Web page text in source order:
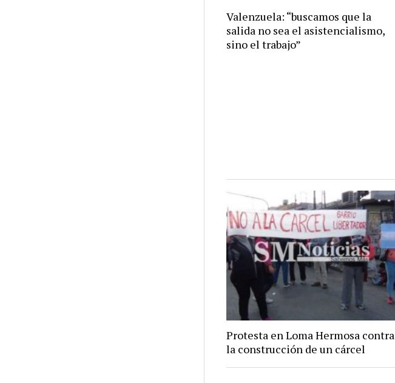
Valenzuela: “buscamos que la
salida no sea el asistencialismo,
sino el trabajo”
Protesta en Loma Hermosa contra
la construcción de un cárcel